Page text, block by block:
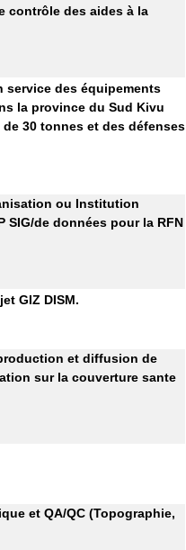
contrôle des aides à la
service des équipements
la province du Sud Kivu
30 tonnes et des défenses
ou Institution
SIG/de données pour la RFN
GIZ DISM.
et diffusion de
sur la couverture sante
et QA/QC (Topographie,